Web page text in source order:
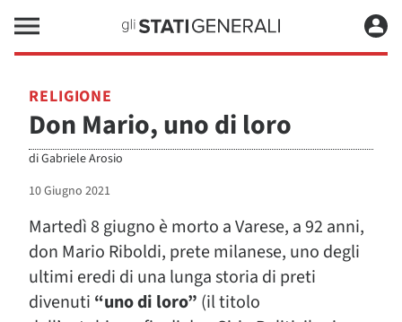
RELIGIONE
Don Mario, uno di loro
diGabriele Arosio
10 Giugno 2021
Martedì 8 giugno è morto a Varese, a 92 anni,
don Mario Riboldi, prete milanese, uno degli
ultimi eredi di una lunga storia di preti
divenuti “uno di loro” (il titolo